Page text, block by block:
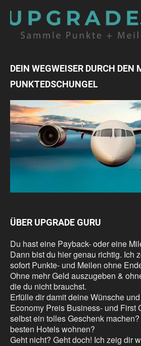
DEIN WEGWEISER DURCH DEN
PUNKTEDSCHUNGEL
ÜBER UPGRADE GURU
Du hast eine Payback- oder eine
Dann bist du hier genau richtig. Ich
sofort Punkte- und Meilen ohne
Ohne mehr Geld auszugeben &
die du nicht brauchst.
Erfülle dir damit deine Wünsche
Economy Preis Business- und First
selbst ein tolles Geschenk
besten Hotels wohnen?
Geht nicht? Geht doch! Ich zeig dir